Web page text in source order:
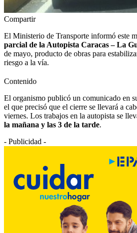
Compartir
El Ministerio de Transporte informó este
parcial de la Autopista Caracas – La
de mayo, producto de obras para
riesgo a la vía.
Contenido
El organismo publicó un comunicado en
el que precisó que el cierre se llevará a
viernes. Los trabajos en la autopista se
la mañana y las 3 de la tarde.
- Publicidad -